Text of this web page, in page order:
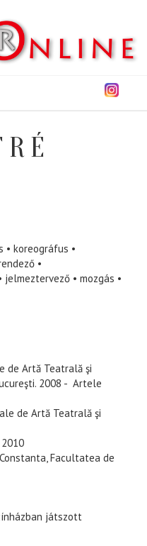
koreográfus
jelmeztervező
mozgás
de Artă Teatrală şi
2008 - Artele
de Artă Teatrală şi
Facultatea de
játszott